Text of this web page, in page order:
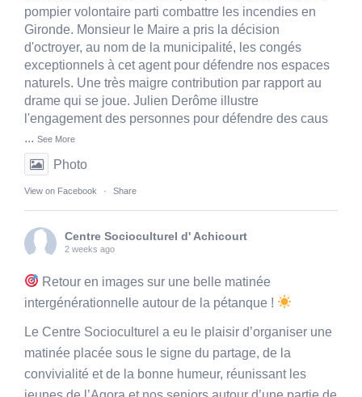
pompier volontaire parti combattre les incendies en
Gironde. Monsieur le Maire a pris la décision
d'octroyer, au nom de la municipalité, les congés
exceptionnels à cet agent pour défendre nos espaces
naturels. Une très maigre contribution par rapport au
drame qui se joue. Julien Derôme illustre
l'engagement des personnes pour défendre des caus
... See More
Photo
View on Facebook · Share
Centre Socioculturel d' Achicourt
2 weeks ago
Retour en images sur une belle matinée
intergénérationnelle autour de la pétanque !
Le Centre Socioculturel a eu le plaisir d’organiser une
matinée placée sous le signe du partage, de la
convivialité et de la bonne humeur, réunissant les